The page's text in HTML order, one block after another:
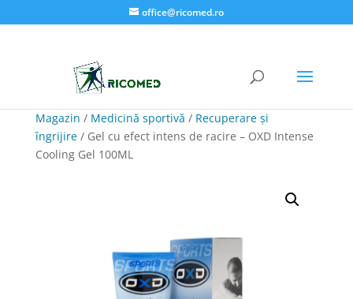
office@ricomed.ro
Magazin / Medicină sportivă / Recuperare și
îngrijire/ Gel cu efect intens de racire – OXD Intense
Cooling Gel 100ML